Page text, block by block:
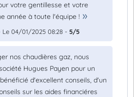
votre gentillesse et votre
année à toute l'équipe !
Le 04/01/2025 08:28 - 5/5
nos chaudières gaz, nous
Hugues Payen pour un
d'excellent conseils, d'un
sur les aides financiéres